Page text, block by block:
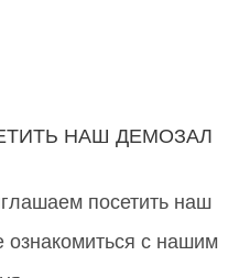
НАШ ДЕМОЗАЛ
посетить наш
с нашим